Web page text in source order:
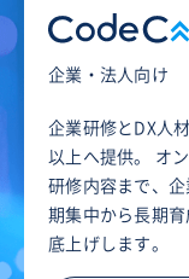
企業・法人向け
企業研修とDX人
以上へ提供。 オ
研修内容まで、
期集中から長期
底上げします。